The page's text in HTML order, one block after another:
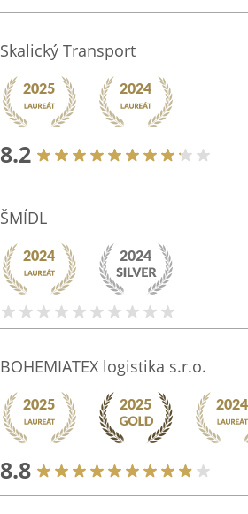
Skalický Transport
8.2
ŠMÍDL
BOHEMIATEX logistika s.r.o.
8.8